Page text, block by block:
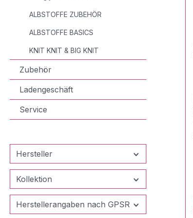
ALBSTOFFE ZUBEHÖR
ALBSTOFFE BASICS
KNIT KNIT & BIG KNIT
Zubehör
Ladengeschäft
Service
Hersteller
Kollektion
Herstellerangaben nach GPSR